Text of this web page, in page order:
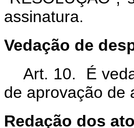
assinatura.
Vedação de
Art. 10. É
de aprovação de
Redação dos